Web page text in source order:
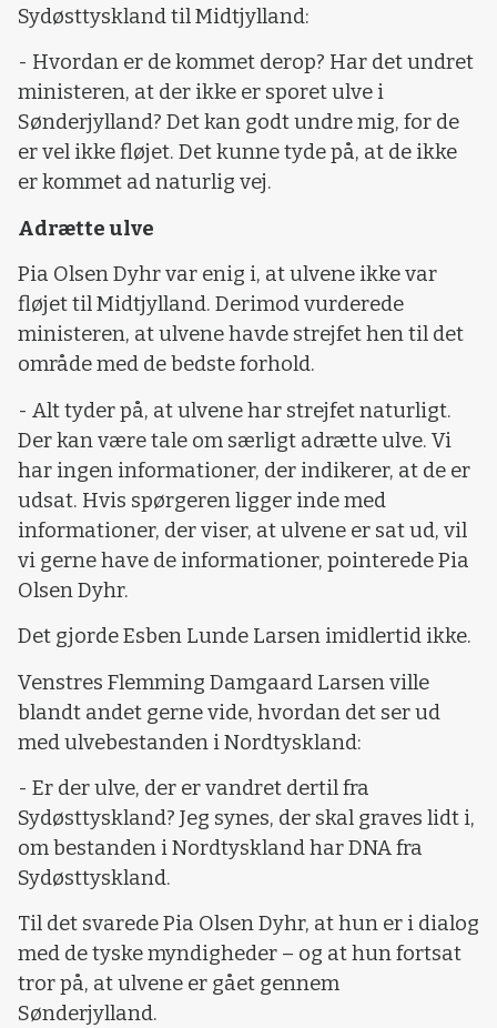
Sydøsttyskland til Midtjylland:
- Hvordan er de kommet derop? Har det undret
ministeren, at der ikke er sporet ulve i
Sønderjylland? Det kan godt undre mig, for de
er vel ikke fløjet. Det kunne tyde på, at de ikke
er kommet ad naturlig vej.
Adrætte ulve
Pia Olsen Dyhr var enig i, at ulvene ikke var
fløjet til Midtjylland. Derimod vurderede
ministeren, at ulvene havde strejfet hen til det
område med de bedste forhold.
- Alt tyder på, at ulvene har strejfet naturligt.
Der kan være tale om særligt adrætte ulve. Vi
har ingen informationer, der indikerer, at de er
udsat. Hvis spørgeren ligger inde med
informationer, der viser, at ulvene er sat ud, vil
vi gerne have de informationer, pointerede Pia
Olsen Dyhr.
Det gjorde Esben Lunde Larsen imidlertid ikke.
Venstres Flemming Damgaard Larsen ville
blandt andet gerne vide, hvordan det ser ud
med ulvebestanden i Nordtyskland:
- Er der ulve, der er vandret dertil fra
Sydøsttyskland? Jeg synes, der skal graves lidt i,
om bestanden i Nordtyskland har DNA fra
Sydøsttyskland.
Til det svarede Pia Olsen Dyhr, at hun er i dialog
med de tyske myndigheder – og at hun fortsat
tror på, at ulvene er gået gennem
Sønderjylland.